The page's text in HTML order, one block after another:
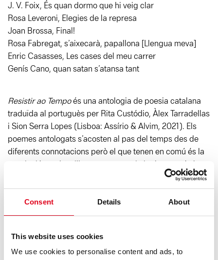
Consent Details About
This website uses cookies
We use cookies to personalise content and ads, to
J. V. Foix, És quan dormo que hi veig clar
Rosa Leveroni, Elegies de la represa
Joan Brossa, Final!
Rosa Fabregat, s’aixecarà, papallona [Llengua meva]
Enric Casasses, Les cases del meu carrer
Genís Cano, quan satan s’atansa tant
Resistir ao Tempoés una antologia de poesia catalana
traduïda al portuguès per Rita Custódio, Àlex Tarradellas
i Sion Serra Lopes (Lisboa: Assírio & Alvim, 2021). Els
poemes antologats s’acosten al pas del temps des de
diferents connotacions però el que tenen en comú és la